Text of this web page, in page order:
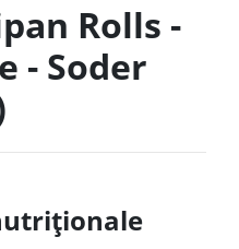
Rolls -
- Soder